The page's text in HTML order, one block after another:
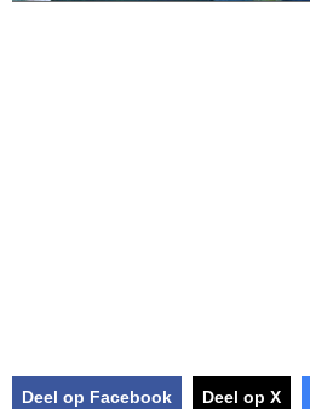
Deel op Facebook Deel op X